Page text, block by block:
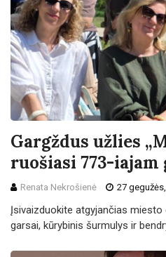
Gargždus užlies
ruošiasi 773-
Renata Nekrošienė 27
Įsivaizduokite atgyjančias
garsai, kūrybinis šurmulys ir